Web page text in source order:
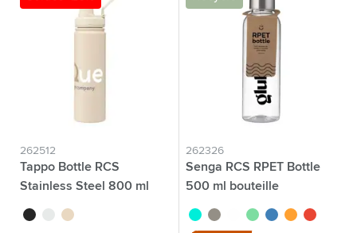
262512
Tappo Bottle RCS
Stainless Steel 800 ml
noir blancbeige
262326
Senga RCS RPET Bottle
500 ml bouteille
turquoise
noir translucide
vert bleu orange
rouge